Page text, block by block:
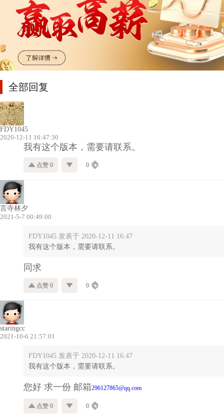
全部回复
FDY1045
2020-12-11 16:47:30
我有这个版本，需要请联系。
点赞 0 0
言寺林夕
2021-5-7 00:49:00
FDY1045 发表于 2020-12-11 16:47
我有这个版本，需要请联系。
同求
点赞 0 0
staringcc
2021-10-6 21:57:01
FDY1045 发表于 2020-12-11 16:47
我有这个版本，需要请联系。
您好 求一份 邮箱296127865@qq.com
点赞 0 0